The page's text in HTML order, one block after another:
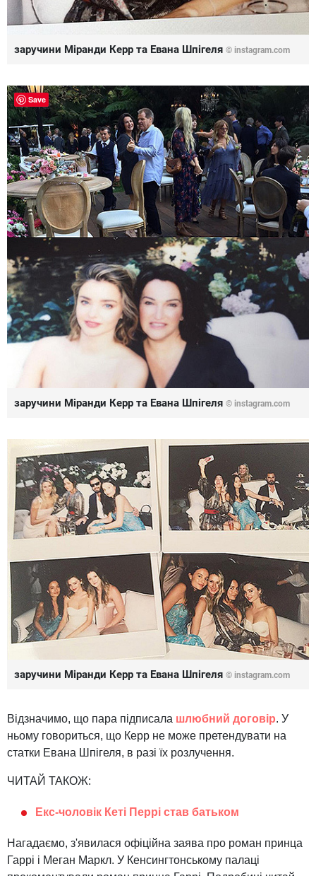
заручини Міранди Керр та Евана Шпігеля © instagram.com
заручини Міранди Керр та Евана Шпігеля © instagram.com
заручини Міранди Керр та Евана Шпігеля © instagram.com
Відзначимо, що пара підписала шлюбний договір. У
ньому говориться, що Керр не може претендувати на
статки Евана Шпігеля, в разі їх розлучення.
ЧИТАЙ ТАКОЖ:
Екс-чоловік Кеті Перрі став батьком
Нагадаємо, з'явилася офіційна заява про роман принца
Гаррі і Меган Маркл. У Кенсингтонському палаці
Save